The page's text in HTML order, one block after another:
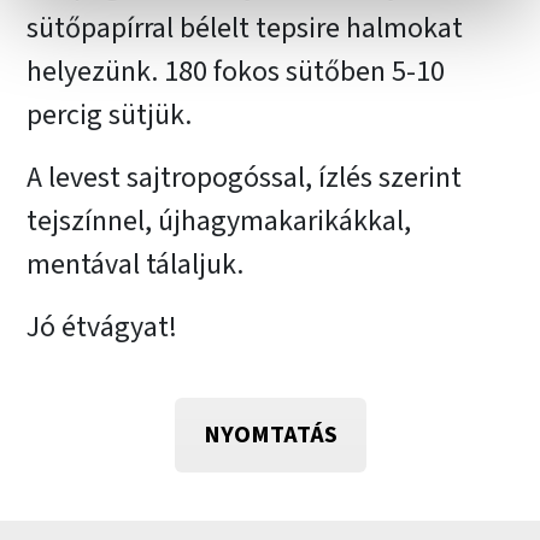
sütőpapírral bélelt tepsire halmokat
helyezünk. 180 fokos sütőben 5-10
percig sütjük.
A levest sajtropogóssal, ízlés szerint
tejszínnel, újhagymakarikákkal,
mentával tálaljuk.
Jó étvágyat!
NYOMTATÁS